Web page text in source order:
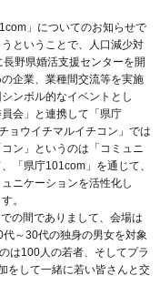
」についてのお知らせで
ということで、人口減少対
野県婚活支援センターを開
企業、業種間交流等を実施
ンボル的なイベントとし
会」と連携して「県庁
ョウイチマルイチコン」では
ン」というのは「コミュニ
「県庁101com」を通じて、
ニケーションを活性化し
。
の間でありまして、会場は
～30代の独身の男女を対象
は100人の若者、そしてプラ
をして一緒に若い皆さんと交